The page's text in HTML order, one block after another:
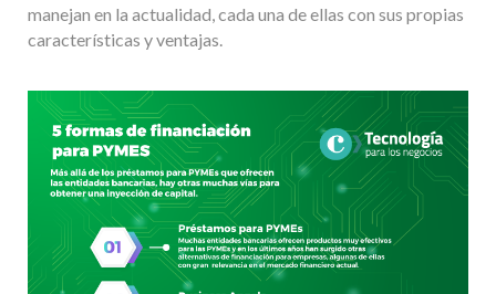
manejan en la actualidad, cada una de ellas con sus propias
características y ventajas.